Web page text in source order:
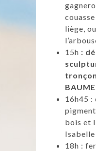
liège,
15h :
BAUME
16h45 :
bois et
Isabelle
18h :